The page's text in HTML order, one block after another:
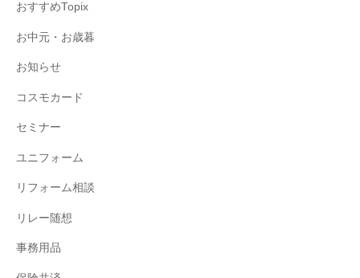
おすすめTopix
お中元・お歳暮
お知らせ
コスモカード
セミナー
ユニフォーム
リフォーム相談
リレー随想
事務用品